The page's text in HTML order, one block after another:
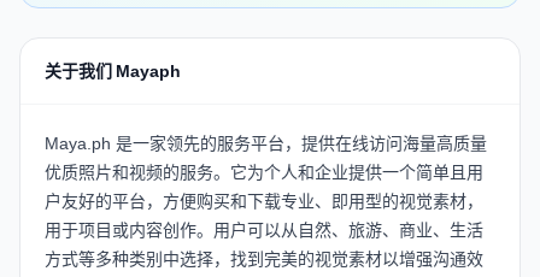
关于我们 Mayaph
Maya.ph 是一家领先的服务平台，提供在线访问海量高质量
优质照片和视频的服务。它为个人和企业提供一个简单且用
户友好的平台，方便购买和下载专业、即用型的视觉素材，
用于项目或内容创作。用户可以从自然、旅游、商业、生活
方式等多种类别中选择，找到完美的视觉素材以增强沟通效